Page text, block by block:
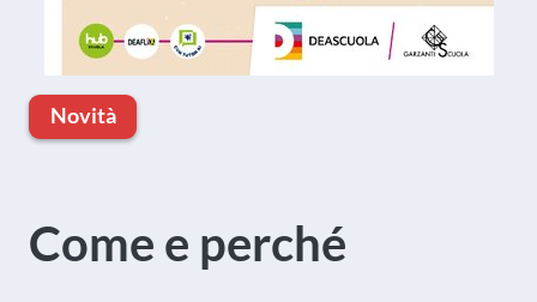
Novità
Come e perché